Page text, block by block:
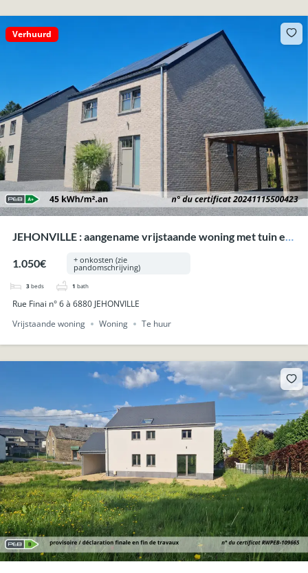
Verhuurd
JEHONVILLE : aangename vrijstaande woning met tuin en
1.050€
+ onkosten (zie
pandomschrijving)
3 beds 1 bath
Rue Finai n° 6 à 6880 JEHONVILLE
Vrijstaande woning
Woning Te huur